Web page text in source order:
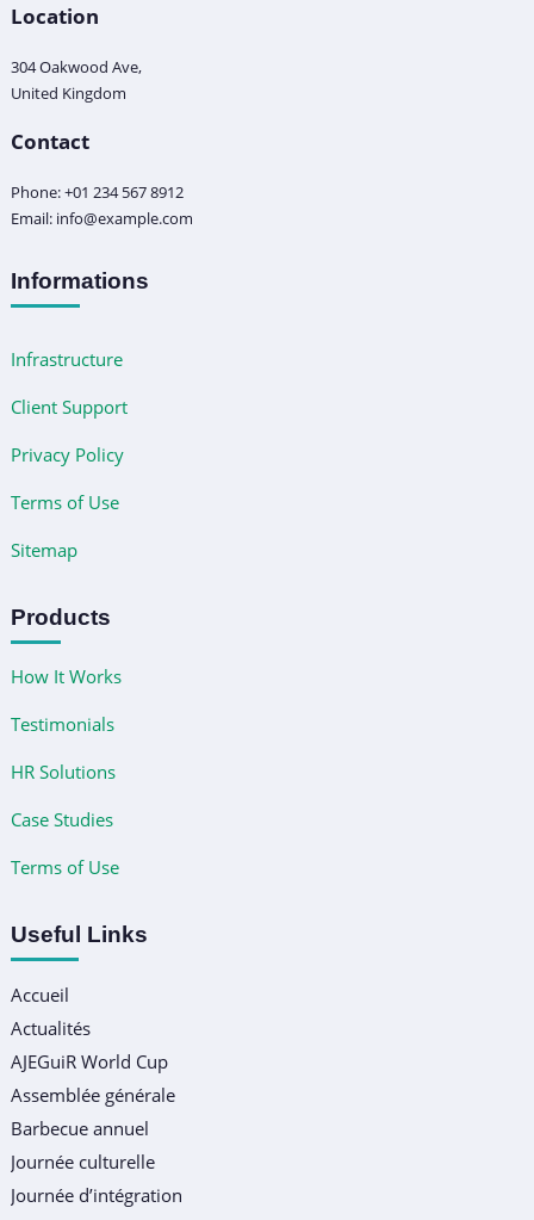
Location
304 Oakwood Ave,
United Kingdom
Contact
Phone: +01 234 567 8912
Email: info@example.com
Informations
Infrastructure
Client Support
Privacy Policy
Terms of Use
Sitemap
Products
How It Works
Testimonials
HR Solutions
Case Studies
Terms of Use
Useful Links
Accueil
Actualités
AJEGuiR World Cup
Assemblée générale
Barbecue annuel
Journée culturelle
Journée d’intégration